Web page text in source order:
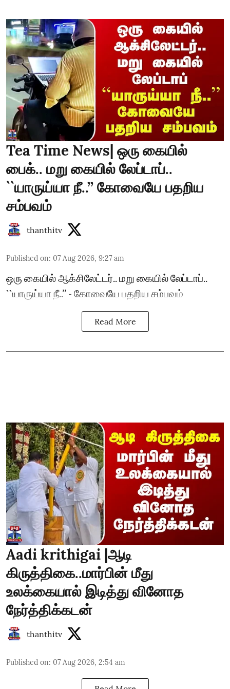
Tea Time News| ஒரு கையில்
பைக்.. மறு கையில் லேப்டாப்..
``யாருய்யா நீ..’’ கோவையே பதறிய
சம்பவம்
thanthitv
Published on: 07 Aug 2026, 9:27 am
ஒரு கையில் ஆக்சிலேட்டர்.. மறு கையில் லேப்டாப்..
``யாருய்யா நீ..’’ - கோவையே பதறிய சம்பவம்
Read More
Aadi krithigai |ஆடி
கிருத்திகை..மார்பின் மீது
உலக்கையால் இடித்து வினோத
நேர்த்திக்கடன்
thanthitv
Published on: 07 Aug 2026, 2:54 am